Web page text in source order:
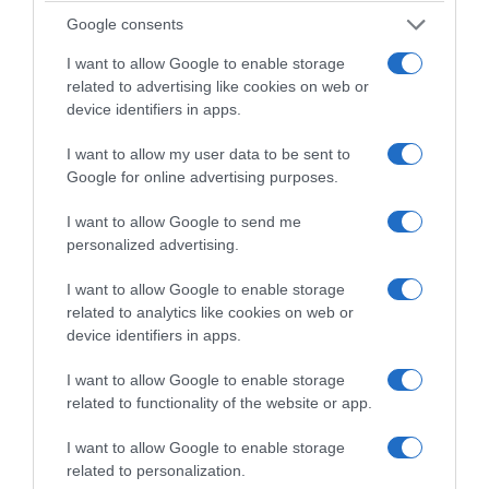
Google consents
I want to allow Google to enable storage
related to advertising like cookies on web or
device identifiers in apps.
I want to allow my user data to be sent to
Google for online advertising purposes.
I want to allow Google to send me
personalized advertising.
I want to allow Google to enable storage
related to analytics like cookies on web or
device identifiers in apps.
I want to allow Google to enable storage
related to functionality of the website or app.
I want to allow Google to enable storage
related to personalization.
αντίκτυπο έξω από αυτό, μπόρεσα κι εγώ να
ζήσω τον δικό μου σκοπό, υπηρετώντας τους
άλλους. Και γι’ αυτό θα είμαι για πάντα
ευγνώμων.
Και στον σύζυγό μου… δεν θα μπορούσα να
Μέσα από κάθε επιτυχία, κάθε δυσκολία,
κάθε θρίαμβο, κάθε αποτυχία και, ναι, ακόμη
και μέσα από όλες τις ανοησίες, δεν λύγισες
ποτέ. Έδωσες σε αυτόν τον οργανισμό, σε
αυτή την πόλη και στο άθλημα του μπάσκετ
τα πάντα. Ποτέ δεν πρόδωσες το ίδιο το
παιχνίδι και ποτέ δεν πρόδωσες τον εαυτό